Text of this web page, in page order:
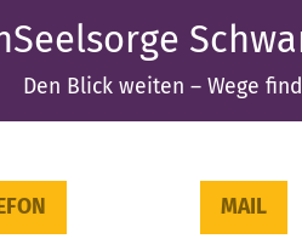
Den Blick weiten – Wege
MAIL